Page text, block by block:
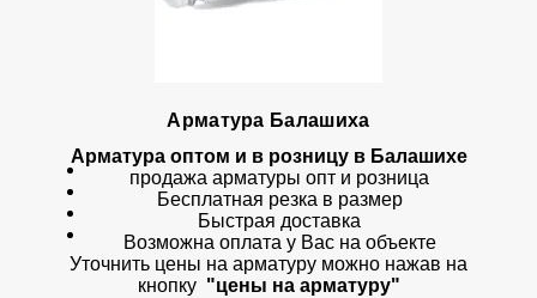
Арматура Балашиха
Арматура оптом и в розницу в Балашихе
продажа арматуры опт и розница
Бесплатная резка в размер
Быстрая доставка
Возможна оплата у Вас на объекте
Уточнить цены на арматуру можно нажав на
кнопку "цены на арматуру"